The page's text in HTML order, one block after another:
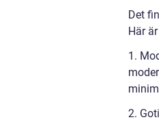
Det
Här
1.
2.